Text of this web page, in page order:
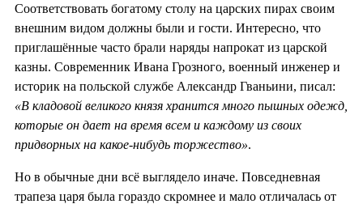
Соответствовать богатому столу на царских пирах своим
внешним видом должны были и гости. Интересно, что
приглашённые часто брали наряды напрокат из царской
казны. Современник Ивана Грозного, военный инженер и
историк на польской службе Александр Гваньини, писал:
«В кладовой великого князя хранится много пышных одежд,
которые он дает на время всем и каждому из своих
придворных на какое-нибудь торжество».
Но в обычные дни всё выглядело иначе. Повседневная
трапеза царя была гораздо скромнее и мало отличалась от